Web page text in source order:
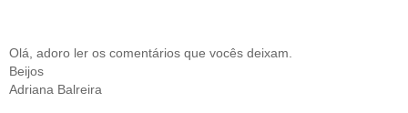
Olá, adoro ler os comentários que vocês deixam.
Beijos
Adriana Balreira